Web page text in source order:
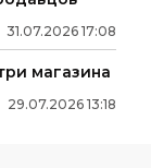
31.07.2026 17:08
магазина
29.07.2026 13:18